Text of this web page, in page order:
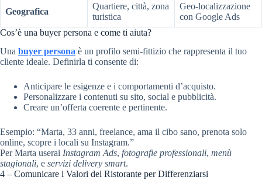
Geografica
Quartiere, città, zona
turistica
Geo-localizzazione
con Google Ads
Cos’è una buyer persona e come ti aiuta?
Una buyer persona è un profilo semi-fittizio che rappresenta il tuo
cliente ideale. Definirla ti consente di:
Anticipare le esigenze e i comportamenti d’acquisto.
Personalizzare i contenuti su sito, social e pubblicità.
Creare un’offerta coerente e pertinente.
Esempio: “Marta, 33 anni, freelance, ama il cibo sano, prenota solo
online, scopre i locali su Instagram.”
Per Marta userai Instagram Ads, fotografie professionali, menù
stagionali, e servizi delivery smart.
4 – Comunicare i Valori del Ristorante per Differenziarsi